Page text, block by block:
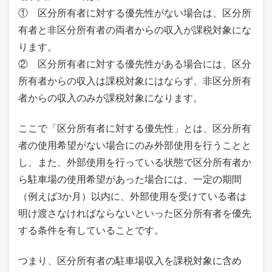
① 区分所有者に対する優先性がない場合は、区分所
有者と非区分所有者の両者からの収入が課税対象にな
ります。
② 区分所有者に対する優先性がある場合には、区分
所有者からの収入は課税対象にはならず、非区分所有
者からの収入のみが課税対象になります。
ここで「区分所有者に対する優先性」とは、区分所有
者の使用希望がない場合にのみ外部使用を行うことと
し、また、外部使用を行っている状態で区分所有者か
ら駐車場の使用希望があった場合には、一定の期間
（例えば3か月）以内に、外部使用を受けている者は
明け渡さなければならないといった区分所有者を優先
する条件を有していることです。
つまり、区分所有者の駐車場収入を課税対象に含め